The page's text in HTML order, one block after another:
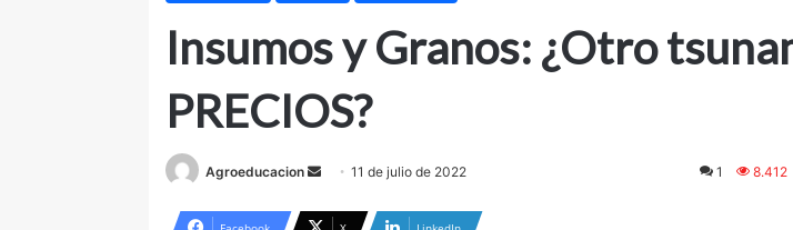
Insumos y Granos: ¿Otro
PRECIOS?
Agroeducacion
Send
email
11 de julio de 2022 1 8.412